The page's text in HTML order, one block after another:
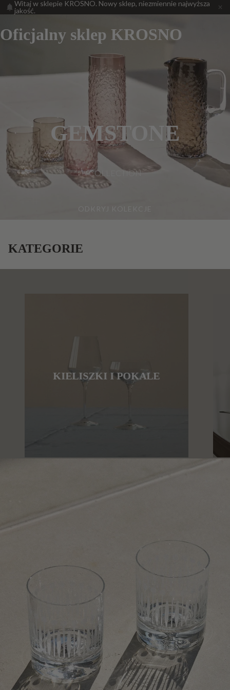
Witaj w sklepie KROSNO. Nowy sklep, niezmiennie najwyższa
jakość.
Oficjalny sklep KROSNO
GEMSTONE
COLLECTION
KATEGORIE
KIELISZKI I POKALE